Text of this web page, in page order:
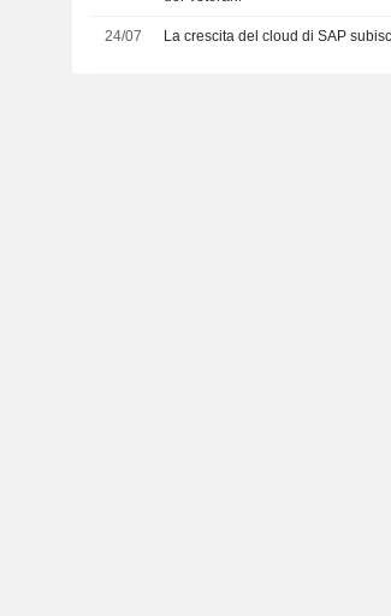
24/07 La crescita del cloud di SAP